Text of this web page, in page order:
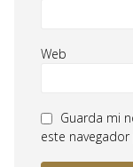
Web
Guarda mi
este